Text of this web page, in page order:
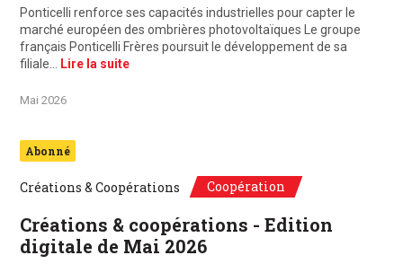
Ponticelli renforce ses capacités industrielles pour capter le
marché européen des ombrières photovoltaïques Le groupe
français Ponticelli Frères poursuit le développement de sa
filiale… Lire la suite
Mai 2026
Abonné
Créations & Coopérations Coopération
Créations & coopérations - Edition
digitale de Mai 2026